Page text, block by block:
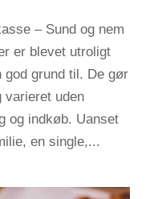
– Sund og nem
er blevet utroligt
grund til. De gør
varieret uden
og indkøb. Uanset
en single,...